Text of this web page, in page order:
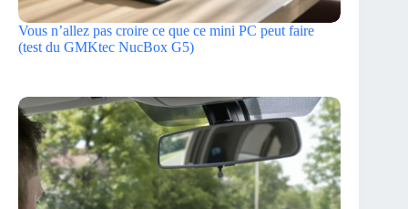
Vous n’allez pas croire ce que ce mini PC peut faire
(test du GMKtec NucBox G5)